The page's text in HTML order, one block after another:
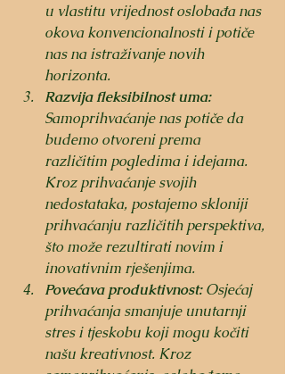
u vlastitu vrijednost oslobađa nas
okova konvencionalnosti i potiče
nas na istraživanje novih
horizonta.
Razvija fleksibilnost uma:
Samoprihvaćanje nas potiče da
budemo otvoreni prema
različitim pogledima i idejama.
Kroz prihvaćanje svojih
nedostataka, postajemo skloniji
prihvaćanju različitih perspektiva,
što može rezultirati novim i
inovativnim rješenjima.
Povećava produktivnost: Osjećaj
prihvaćanja smanjuje unutarnji
stres i tjeskobu koji mogu kočiti
našu kreativnost. Kroz